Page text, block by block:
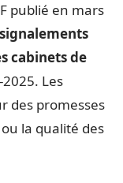
publié en mars
cabinets de
Les
des promesses
la qualité des